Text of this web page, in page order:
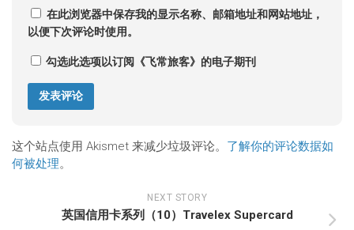
在此浏览器中保存我的显示名称、邮箱地址和网站地址，
以便下次评论时使用。
勾选此选项以订阅《飞常旅客》的电子期刊
这个站点使用 Akismet 来减少垃圾评论。 了解你的评论数据如
何被处理。
NEXT STORY
英国信用卡系列（10）Travelex Supercard